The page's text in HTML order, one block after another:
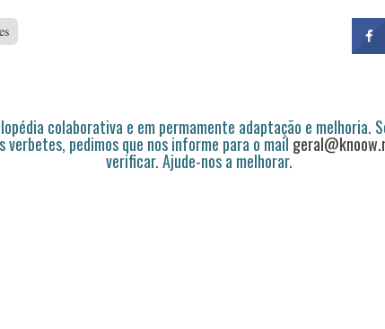
colaborativa e em permamente adaptação e melhoria.
verbetes, pedimos que nos informe para o mail
verificar. Ajude-nos a melhorar.